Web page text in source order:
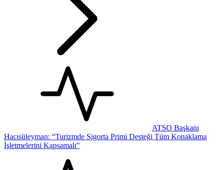
ATSO Başkanı
Hacısüleyman: “Turizmde Sigorta Primi Desteği Tüm Konaklama
İşletmelerini Kapsamalı”